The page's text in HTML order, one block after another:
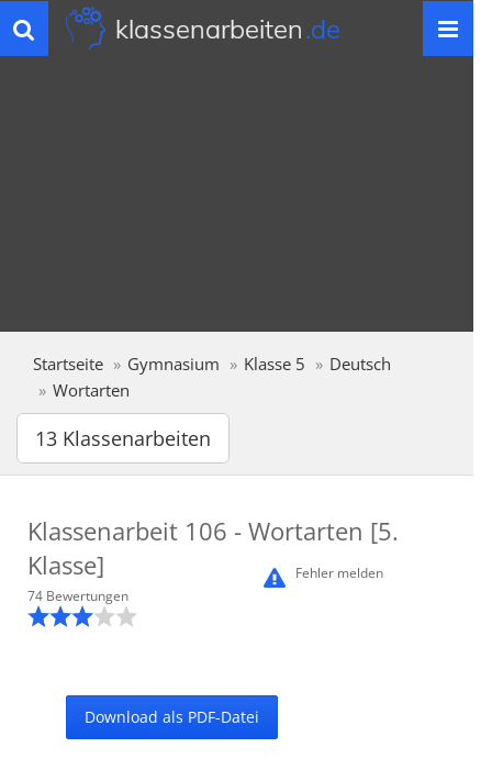
Toggle
navigation
klassenarbeiten.de
Startseite Gymnasium Klasse 5
Deutsch
Wortarten
13 Klassenarbeiten
Klassenarbeit 106 - Wortarten [5.
Klasse]
Fehler melden
74 Bewertungen
Download als PDF-Datei